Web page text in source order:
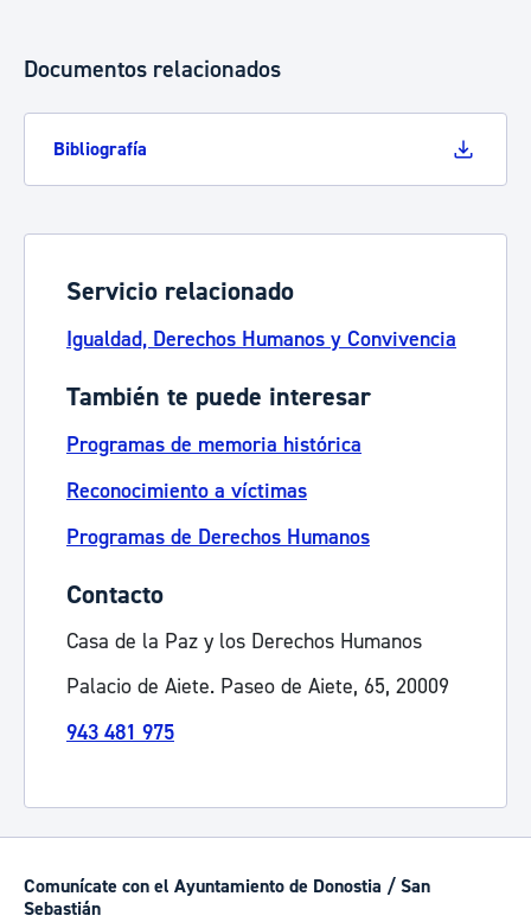
Documentos relacionados
Bibliografía
Servicio relacionado
Igualdad, Derechos Humanos y Convivencia
También te puede interesar
Programas de memoria histórica
Reconocimiento a víctimas
Programas de Derechos Humanos
Contacto
Casa de la Paz y los Derechos Humanos
Palacio de Aiete. Paseo de Aiete, 65, 20009
943 481 975
Comunícate con el Ayuntamiento de Donostia / San
Sebastián